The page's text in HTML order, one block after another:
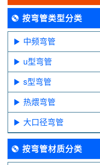
按弯管类型分类
中频弯管
u型弯管
s型弯管
热煨弯管
大口径弯管
按弯管材质分类